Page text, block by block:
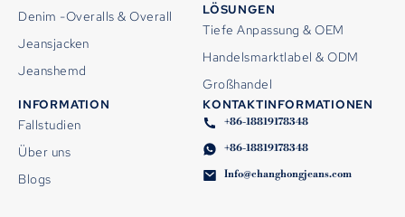
Denim -Overalls & Overall
Jeansjacken
Jeanshemd
LÖSUNGEN
Tiefe Anpassung & OEM
Handelsmarktlabel & ODM
Großhandel
INFORMATION
Fallstudien
Über uns
Blogs
KONTAKTINFORMATIONEN
+86-18819178348
+86-18819178348
Info@changhongjeans.com